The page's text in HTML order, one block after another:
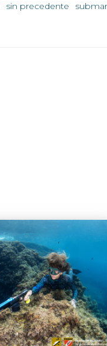
sin precedente